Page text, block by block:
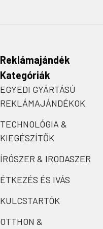
Reklámajándék
Kategóriák
EGYEDI GYÁRTÁSÚ
REKLÁMAJÁNDÉKOK
TECHNOLÓGIA &
KIEGÉSZÍTŐK
ÍRÓSZER & IRODASZER
ÉTKEZÉS ÉS IVÁS
KULCSTARTÓK
OTTHON &